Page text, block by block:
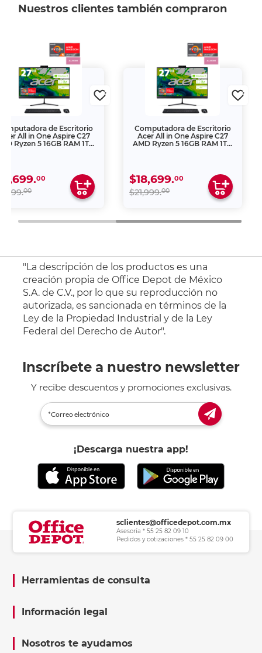
Nuestros clientes también compraron
de Escritorio
All in One Aspire C27
Ryzen 5 16GB RAM 1TB
00
00
Computadora de Escritorio
Acer All in One Aspire C27
AMD Ryzen 5 16GB RAM 1TB
$18,699.00
$21,999.00
"La descripción de los productos es una
creación propia de Office Depot de México
S.A. de C.V., por lo que su reproducción no
autorizada, es sancionada en términos de la
Ley de la Propiedad Industrial y de la Ley
Federal del Derecho de Autor".
Inscríbete a nuestro newsletter
Y recibe descuentos y promociones exclusivas.
¡Descarga nuestra app!
sclientes@officedepot.com.mx
Asesoría * 55 25 82 09 10
Pedidos y cotizaciones * 55 25 82 09 00
Herramientas de consulta
Información legal
Nosotros te ayudamos